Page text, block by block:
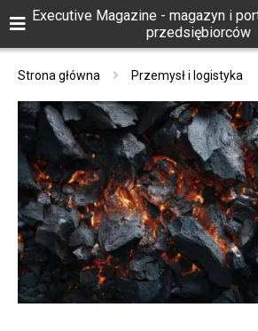
Executive Magazine - magazyn i
przedsiębiorców
Strona główna Przemysł i logistyka